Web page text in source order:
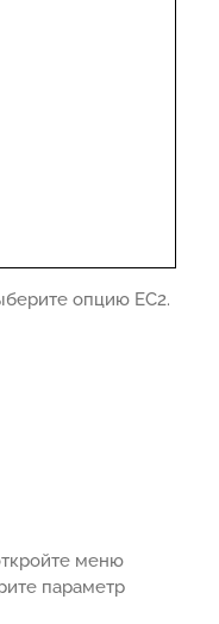
опцию EC2.
меню
параметр